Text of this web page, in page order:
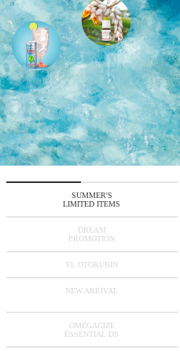
SUMMER'S
LIMITED ITEMS
DREAM
PROMOTION
YL OTOKUBIN
NEW ARRIVAL
OMEGAGIZE
ESSENTIAL DS